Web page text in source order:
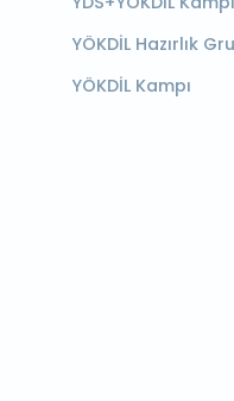
YÖKDİL Hazırlık
YÖKDİL Kampı